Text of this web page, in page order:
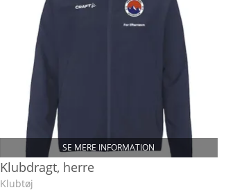
SE MERE INFORMATION
Klubdragt, herre
Klubtøj